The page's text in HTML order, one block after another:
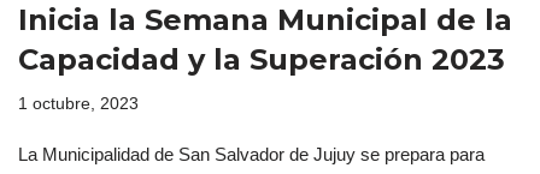
Inicia la Semana Municipal de la
Capacidad y la Superación 2023
1 octubre, 2023
La Municipalidad de San Salvador de Jujuy se prepara para